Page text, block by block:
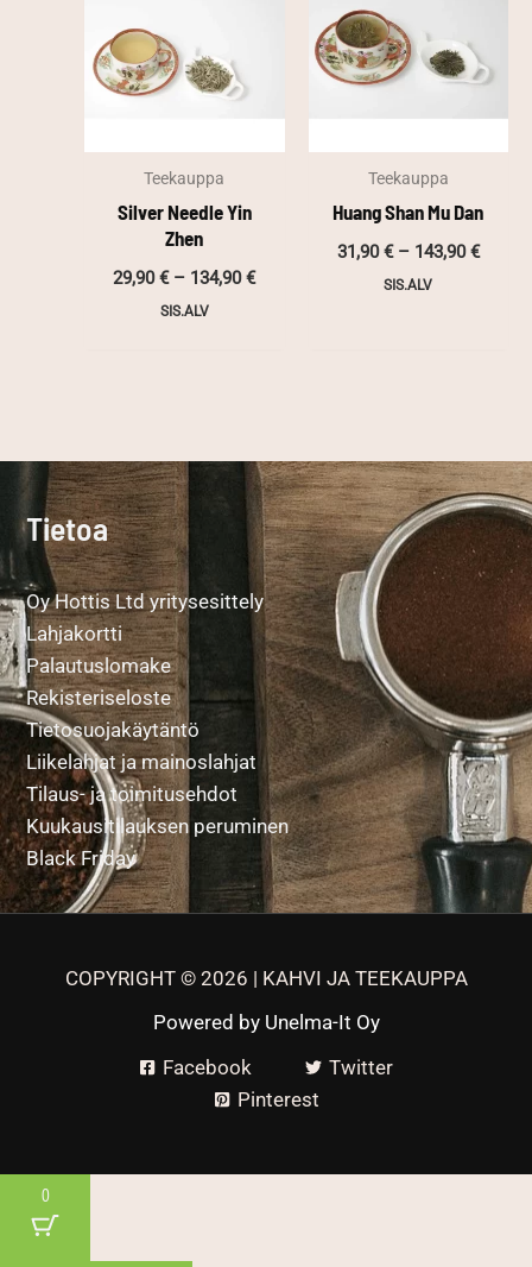
Teekauppa
Silver Needle Yin
Zhen
29,90€ – 134,90€Hintaluokka:
SIS.ALV
Teekauppa
Huang Shan Mu Dan
31,90€ – 143,90€
SIS.ALV
Tietoa
Oy Hottis Ltd yritysesittely
Lahjakortti
Palautuslomake
Rekisteriseloste
Tietosuojakäytäntö
Liikelahjat ja mainoslahjat
Tilaus- ja toimitusehdot
Kuukausitilauksen peruminen
Black Friday
COPYRIGHT © 2026 | KAHVI JA TEEKAUPPA
Powered by Unelma-It Oy
Facebook
Twitter
Pinterest
0